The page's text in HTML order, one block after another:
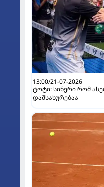
13:00/21-07-2026
ტოტი: სინერი რომ
დამსახურებაა